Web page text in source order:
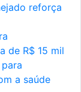
reforça
de R$ 15 mil
a saúde